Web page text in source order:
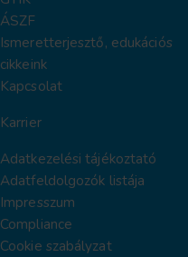
ÁSZF
Ismeretterjesztő, edukációs
cikkeink
Kapcsolat
Karrier
Adatkezelési tájékoztató
Adatfeldolgozók listája
Impresszum
Compliance
Cookie szabályzat